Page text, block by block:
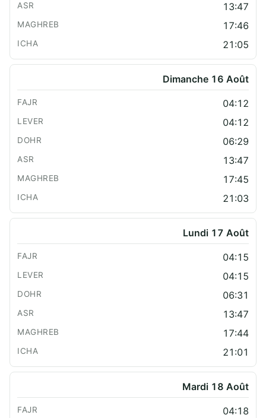
13:47
17:46
21:05
Dimanche 16 Août
04:12
04:12
06:29
13:47
17:45
21:03
Lundi 17 Août
04:15
04:15
06:31
13:47
17:44
21:01
Mardi 18 Août
04:18